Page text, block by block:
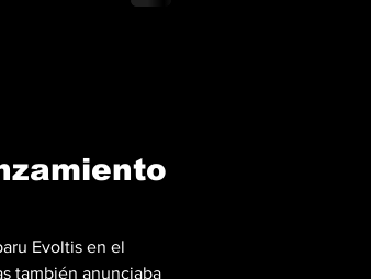
Evoltis en el
también anunciaba